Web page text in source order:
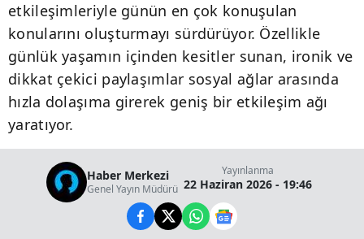
etkileşimleriyle günün en çok konuşulan
konularını oluşturmayı sürdürüyor. Özellikle
günlük yaşamın içinden kesitler sunan, ironik ve
dikkat çekici paylaşımlar sosyal ağlar arasında
hızla dolaşıma girerek geniş bir etkileşim ağı
yaratıyor.
Haber Merkezi
Genel Yayın Müdürü
Yayınlanma
22 Haziran 2026 - 19:46